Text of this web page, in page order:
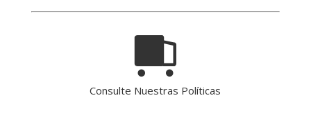
Consulte Nuestras Políticas